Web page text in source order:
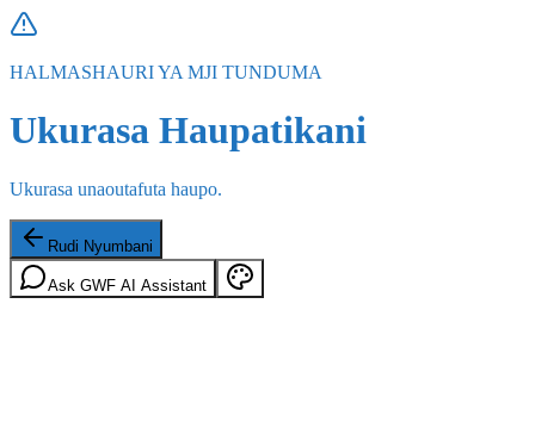
HALMASHAURI YA MJI TUNDUMA
Ukurasa Haupatikani
Ukurasa unaoutafuta haupo.
Rudi Nyumbani
Ask GWF AI Assistant